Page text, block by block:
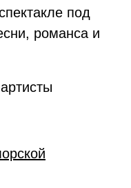
под
романса и